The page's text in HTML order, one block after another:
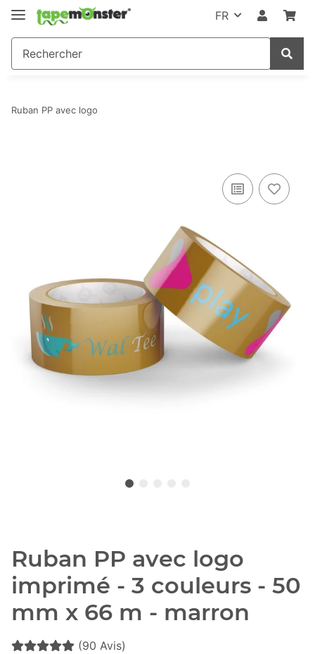
FR
Ruban PP avec logo
Ruban PP avec logo
imprimé - 3 couleurs - 50
mm x 66 m - marron
(90 Avis)